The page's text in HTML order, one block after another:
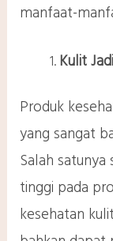
manfaat-
Kulit
Produk
yang sangat
Salah
tinggi pada
kesehatan